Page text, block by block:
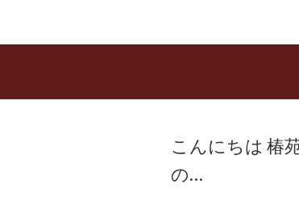
こんにちは️ 椿
の…